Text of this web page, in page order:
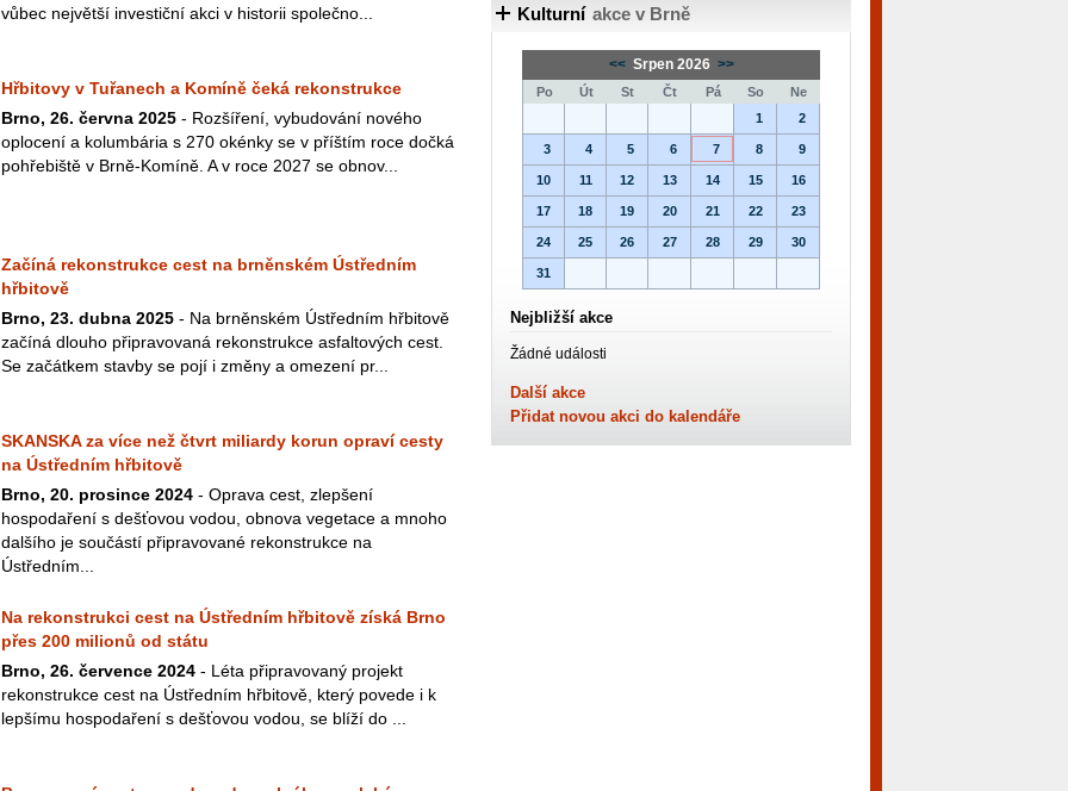
vůbec největší investiční akci v historii společno...
Hřbitovy v Tuřanech a Komíně čeká rekonstrukce
Brno, 26. června 2025 - Rozšíření, vybudování nového
oplocení a kolumbária s 270 okénky se v příštím roce dočká
pohřebiště v Brně-Komíně. A v roce 2027 se obnov...
Začíná rekonstrukce cest na brněnském Ústředním
hřbitově
Brno, 23. dubna 2025 - Na brněnském Ústředním hřbitově
začíná dlouho připravovaná rekonstrukce asfaltových cest.
Se začátkem stavby se pojí i změny a omezení pr...
SKANSKA za více než čtvrt miliardy korun opraví cesty
na Ústředním hřbitově
Brno, 20. prosince 2024 - Oprava cest, zlepšení
hospodaření s dešťovou vodou, obnova vegetace a mnoho
dalšího je součástí připravované rekonstrukce na
Ústředním...
Na rekonstrukci cest na Ústředním hřbitově získá Brno
přes 200 milionů od státu
Brno, 26. července 2024 - Léta připravovaný projekt
rekonstrukce cest na Ústředním hřbitově, který povede i k
lepšímu hospodaření s dešťovou vodou, se blíží do ...
Kulturní akce v Brně
<< Srpen 2026 >>
Po Út St Čt Pá So
Ne
1
2
3 4 5 6 7 8 9
10 11 12 13 14 15 16
17 18 19 20 21 22 23
24 25 26 27 28 29 30
31
Nejbližší akce
Žádné události
Další akce
Přidat novou akci do kalendáře